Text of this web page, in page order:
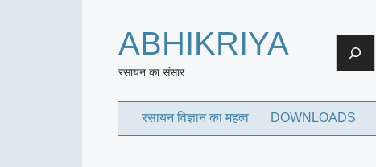
ABHIKRIYA
रसायन का संसार
Search
रसायन विज्ञान का महत्व DOWNLOADS